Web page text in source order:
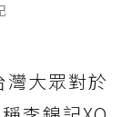
大眾對於